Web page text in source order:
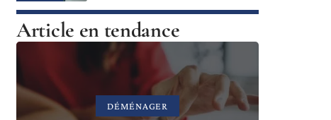
Article en tendance
DÉMÉNAGER